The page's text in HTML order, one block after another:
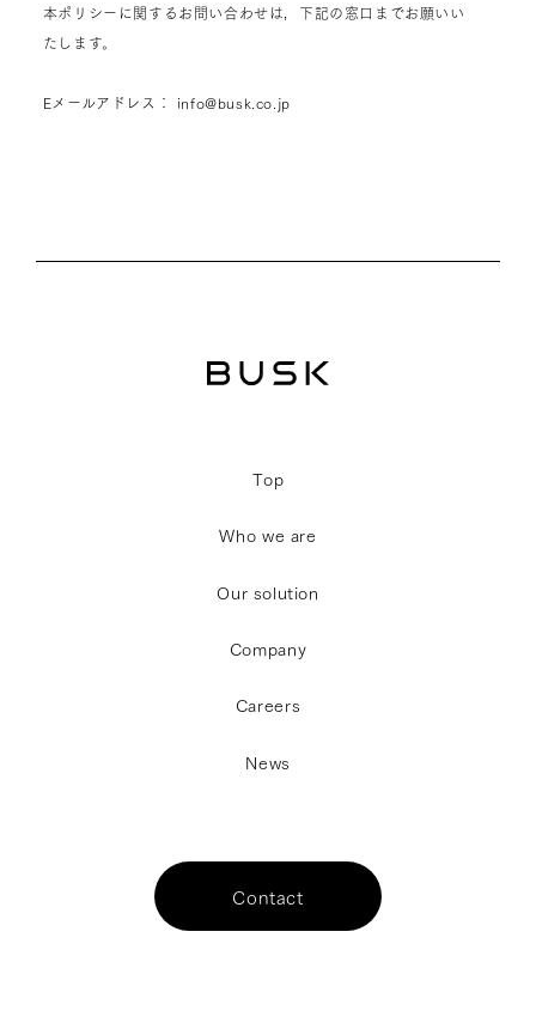
本ポリシーに関するお問い合わせは，下記の窓口までお願いい
たします。
Eメールアドレス： info@busk.co.jp
Top
Who we are
Our solution
Company
Careers
News
Contact